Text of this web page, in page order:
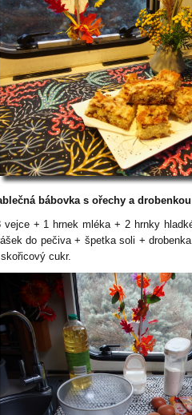
bábovka s ořechy a drobenkou
vejce + 1 hrnek mléka + 2 hrnky
do pečiva + špetka soli +
cukr.